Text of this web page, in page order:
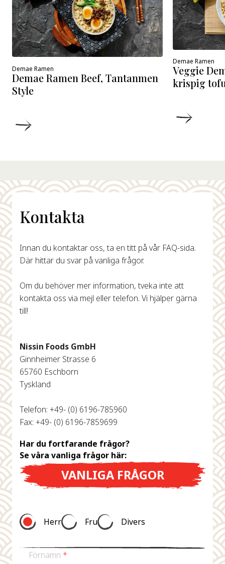
Demae Ramen
Demae Ramen Beef, Tantanmen
Style
Demae Ramen
Veggie
krispig
Kontakta
Innan du kontaktar oss, ta en titt på vår FAQ-sida.
Där hittar du svar på vanliga frågor.
Om du behöver mer information, tveka inte att
kontakta oss via mejl eller telefon. Vi hjälper gärna
till!
Nissin Foods GmbH
Ginnheimer Strasse 6
65760 Eschborn
Tyskland
Telefon: +49- (0) 6196-785960
Fax: +49- (0) 6196-7859699
Har du fortfarande frågor?
Se våra vanliga frågor här:
VANLIGA FRÅGOR
Herr Fru Divers
Förnamn *